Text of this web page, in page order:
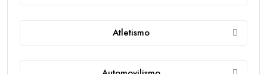
Atletismo